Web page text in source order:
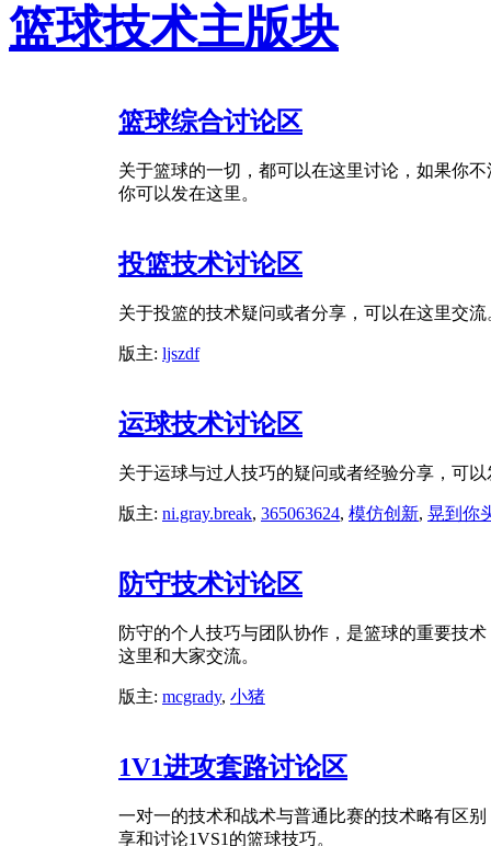
篮球技术主版块
篮球综合讨论区
关于篮球的一切，都可以在这里讨论，如果你
你可以发在这里。
投篮技术讨论区
关于投篮的技术疑问或者分享，可以在这里交流
版主: ljszdf
运球技术讨论区
关于运球与过人技巧的疑问或者经验分享，可
版主: ni.gray.break, 365063624, 模仿创新, 晃到你
防守技术讨论区
防守的个人技巧与团队协作，是篮球的重要技
这里和大家交流。
版主: mcgrady, 小猪
1V1进攻套路讨论区
一对一的技术和战术与普通比赛的技术略有区
享和讨论1VS1的篮球技巧。